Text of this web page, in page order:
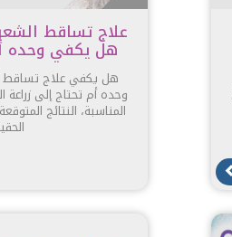
هل يكفي وحده
وحده أم تحتاج إلى
المناسبة، النتائج